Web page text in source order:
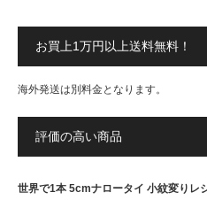
お買上1万円以上送料無料！
海外発送は別料金となります。
評価の高い商品
世界で1本 5cmナロータイ 小紋変りレ